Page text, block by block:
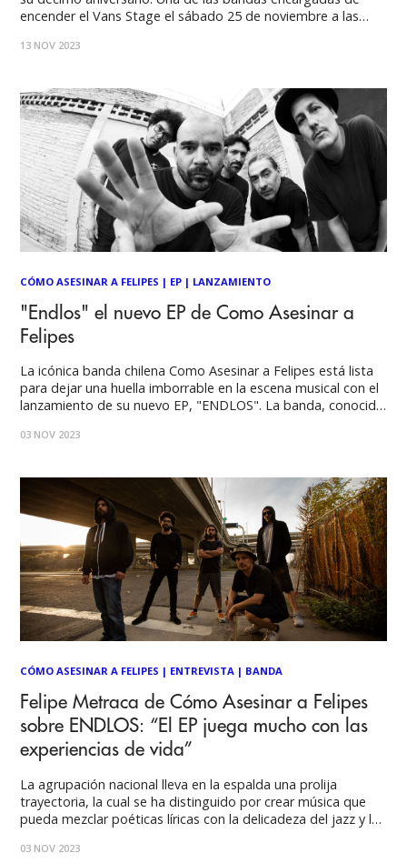
encender el Vans Stage el sábado 25 de noviembre a las
por “Koala” Contreras, surgió en 2007 y nos regala una
13 NOV 2023
CÓMO ASESINAR A FELIPES | EP | LANZAMIENTO
"Endlos" el nuevo EP de Como Asesinar a
Felipes
La icónica banda chilena Como Asesinar a Felipes está lista
para dejar una huella imborrable en la escena musical con el
lanzamiento de su nuevo EP, "ENDLOS". La banda, conocida
su audiencia a explorar las profundidades de la oscuridad
03 NOV 2023
CÓMO ASESINAR A FELIPES | ENTREVISTA | BANDA
Felipe Metraca de Cómo Asesinar a Felipes
sobre ENDLOS: “El EP juega mucho con las
experiencias de vida”
La agrupación nacional lleva en la espalda una prolija
trayectoria, la cual se ha distinguido por crear música que
pueda mezclar poéticas líricas con la delicadeza del jazz y la
con el dueño de las baquetas acerca del nuevo disco de la
03 NOV 2023